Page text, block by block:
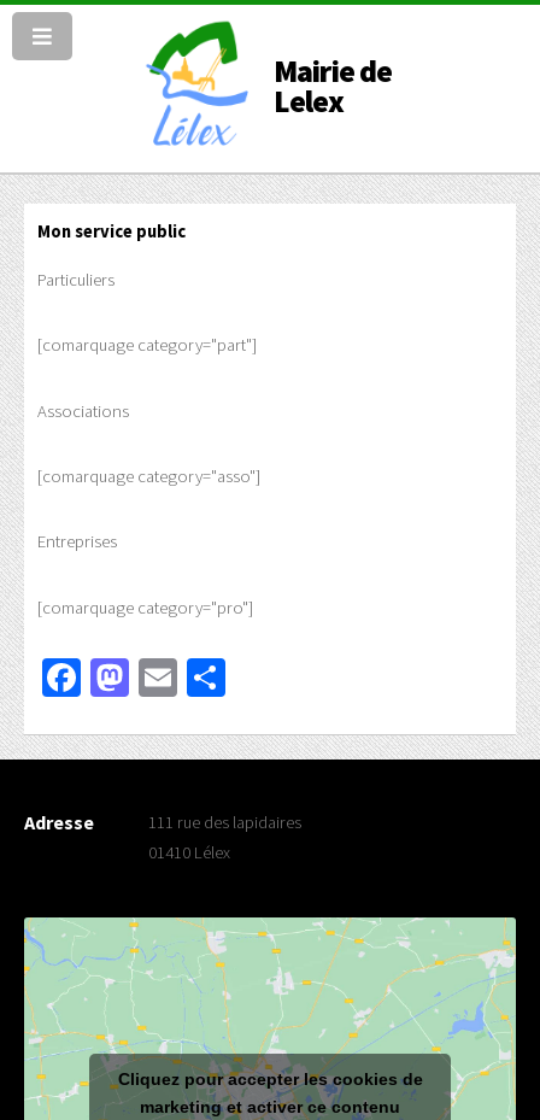
Mairie de
Lelex
Mon service public
Particuliers
[comarquage category="part"]
Associations
[comarquage category="asso"]
Entreprises
[comarquage category="pro"]
Facebook
Mastodon
Email
Adresse
111 rue des lapidaires
01410 Lélex
Cliquez pour accepter les cookies de
marketing et activer ce contenu